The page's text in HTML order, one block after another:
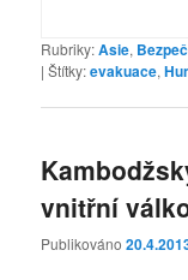
Rubriky:Asie,
|Štítky:evakuace,
vnitřní
Publikováno